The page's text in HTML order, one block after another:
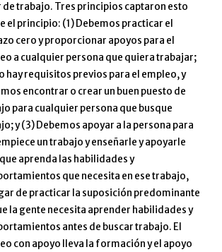
de trabajo. Tres principios captaron esto
el principio: (1) Debemos practicar el
cero y proporcionar apoyos para el
a cualquier persona que quiera trabajar;
hay requisitos previos para el empleo, y
encontrar o crear un buen puesto de
para cualquier persona que busque
y (3) Debemos apoyar a la persona para
un trabajo y enseñarle y apoyarle
aprenda las habilidades y
que necesita en ese trabajo,
de practicar la suposición predominante
la gente necesita aprender habilidades y
antes de buscar trabajo. El
con apoyo lleva la formación y el apoyo